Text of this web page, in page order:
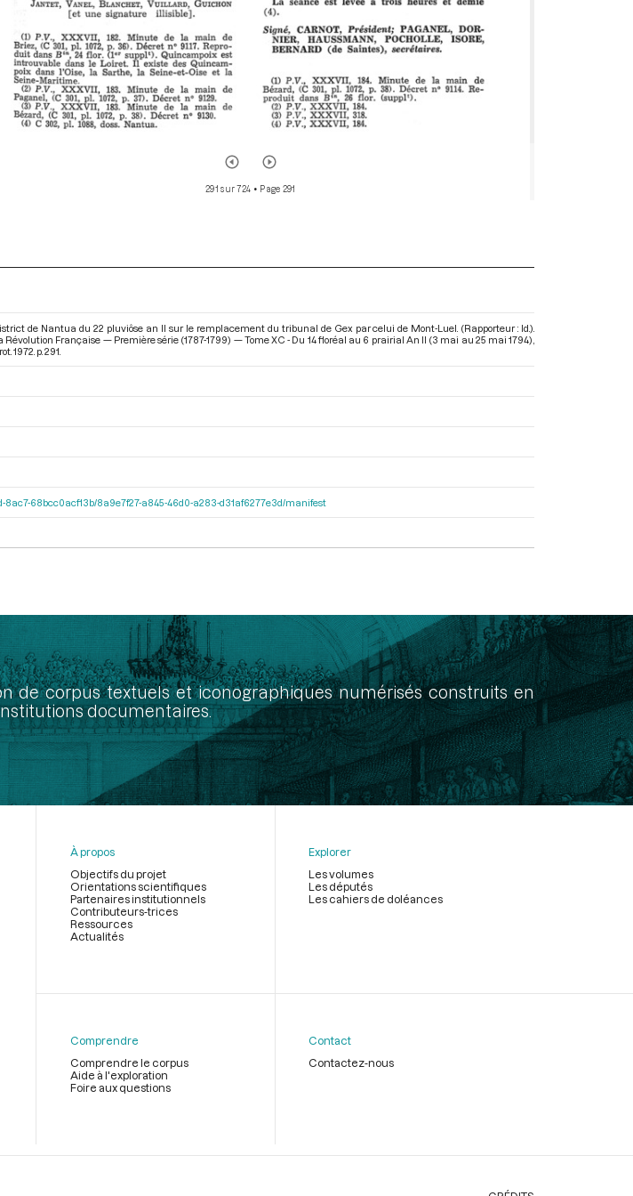
291 sur 724 • Page 291
de Nantua du 22 pluviôse an II sur le remplacement du tribunal de Gex par celui de Mont-Luel. (Rapporteur : Id.).
Française — Première série (1787-1799) — Tome XC - Du 14 floréal au 6 prairial An II (3 mai au 25 mai 1794)
1972. p. 291.
8ac7-68bcc0acf13b/8a9e7f27-a845-46d0-a283-d31af6277e3d/manifest
de corpus textuels et iconographiques numérisés construits en
documentaires.
page
À propos
Objectifs du projet
Orientations scientifiques
Partenaires institutionnels
Contributeurs-trices
Ressources
Actualités
Explorer
Les volumes
Les députés
Les cahiers de doléances
Comprendre
Comprendre le corpus
Aide à l'exploration
Foire aux questions
Contact
Contactez-nous